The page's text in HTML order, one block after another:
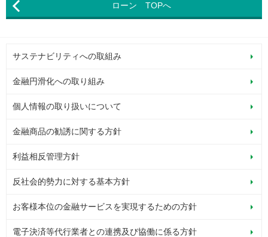
ローン TOPへ
サステナビリティへの取組み
金融円滑化への取り組み
個人情報の取り扱いについて
金融商品の勧誘に関する方針
利益相反管理方針
反社会的勢力に対する基本方針
お客様本位の金融サービスを実現するための方針
電子決済等代行業者との連携及び協働に係る方針